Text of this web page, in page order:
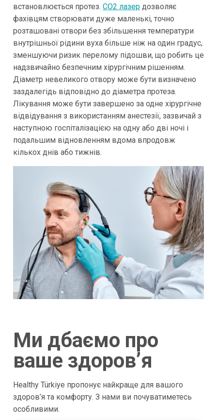
встановлюється протез. CO2 лазердозволяє
фахівцям створювати дуже маленькі, точно
розташовані отвори без збільшення температури
внутрішньої рідини вуха більше ніж на один градус,
зменшуючи ризик перелому підошви, що робить це
надзвичайно безпечним хірургічним рішенням.
Діаметр невеликого отвору може бути визначено
заздалегідь відповідно до діаметра протеза.
Лікування може бути завершено за одне хірургічне
відвідування з використанням анестезії, зазвичай з
наступною госпіталізацією на одну або дві ночі і
подальшим відновленням вдома впродовж
кількох днів або тижнів.
Ми дбаємо про
ваше здоров’я
Healthy Türkiye пропонує найкраще для вашого
здоров’я та комфорту. З нами ви почуватиметесь
особливими.